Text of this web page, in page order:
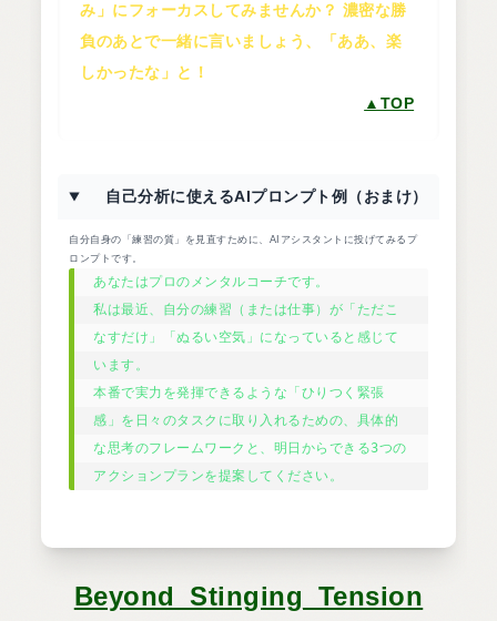
み」にフォーカスしてみませんか？ 濃密な勝
負のあとで一緒に言いましょう、「ああ、楽
しかったな」と！
▲TOP
自己分析に使えるAIプロンプト例（おまけ）
自分自身の「練習の質」を見直すために、AIアシスタントに投げてみるプ
ロンプトです。
あなたはプロのメンタルコーチです。
私は最近、自分の練習（または仕事）が「ただこ
なすだけ」「ぬるい空気」になっていると感じて
います。
本番で実力を発揮できるような「ひりつく緊張
感」を日々のタスクに取り入れるための、具体的
な思考のフレームワークと、明日からできる3つの
アクションプランを提案してください。
Beyond_Stinging_Tension